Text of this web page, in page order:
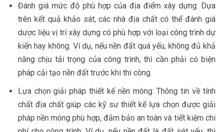
Đánh giá mức độ phù hợp của địa điểm xây dựng: Dựa
trên kết quả khảo sát, các nhà địa chất có thể đánh giá
dược liệu vị trí xây dựng có phù hợp với loại công trình dự
kiến hay không. Ví dụ, nếu nền đất quá yếu, không đủ khả
năng chịu tải trọng của công trình, thì cần phải có biện
pháp cải tạo nền đất trước khi thi công.
Lựa chọn giải pháp thiết kế nền móng: Thông tin về tính
chất địa chất giúp các kỹ sư thiết kế lựa chọn được giải
pháp nền móng phù hợp, đảm bảo an toàn và tiết kiệm chi